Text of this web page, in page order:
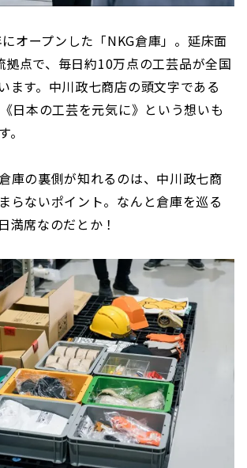
オープンした「NKG倉庫」。延床面
点で、毎日約10万点の工芸品が全国
ます。中川政七商店の頭文字である
日本の工芸を元気に》という想いも
庫の裏側が知れるのは、中川政七商
らないポイント。なんと倉庫を巡る
満席なのだとか！